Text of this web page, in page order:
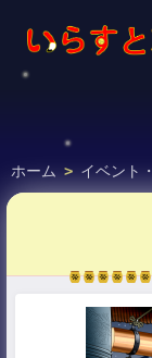
ホーム > イベント